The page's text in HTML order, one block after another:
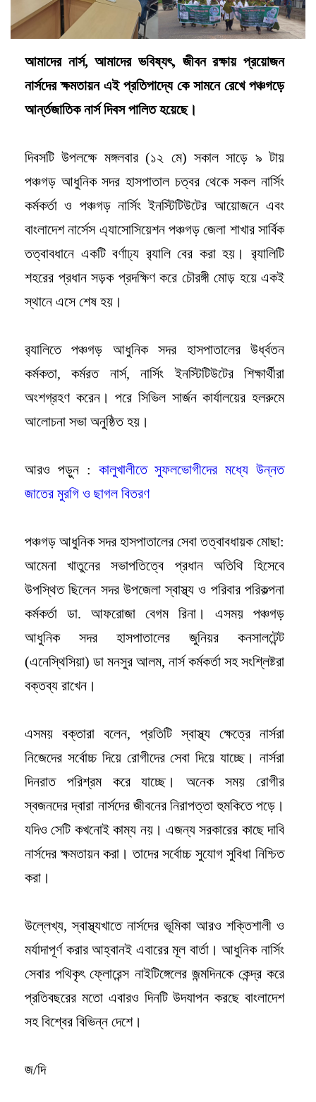
আমাদের নার্স, আমাদের ভবিষ্যৎ, জীবন রক্ষায় প্রয়োজন
নার্সদের ক্ষমতায়ন এই প্রতিপাদ্যে কে সামনে রেখে পঞ্চগড়ে
আর্ন্তজাতিক নার্স দিবস পালিত হয়েছে।
দিবসটি উপলক্ষে মঙ্গলবার (১২ মে) সকাল সাড়ে ৯ টায়
পঞ্চগড় আধুনিক সদর হাসপাতাল চত্বর থেকে সকল নার্সিং
কর্মকর্তা ও পঞ্চগড় নার্সিং ইনস্টিটিউটের আয়োজনে এবং
বাংলাদেশ নার্সেস এ্যাসোসিয়েশন পঞ্চগড় জেলা শাখার সার্বিক
তত্বাবধানে একটি বর্ণাঢ্য র‍্যালি বের করা হয়। র‍্যালিটি
শহরের প্রধান সড়ক প্রদক্ষিণ করে চৌরঙ্গী মোড় হয়ে একই
স্থানে এসে শেষ হয়।
র‍্যালিতে পঞ্চগড় আধুনিক সদর হাসপাতালের উর্ধ্বতন
কর্মকতা, কর্মরত নার্স, নার্সিং ইনস্টিটিউটের শিক্ষার্থীরা
অংশগ্রহণ করেন।পরে সিভিল সার্জন কার্যালয়ের হলরুমে
আলোচনা সভা অনুষ্ঠিত হয়।
আরও পড়ুন : কালুখালীতে সুফলভোগীদের মধ্যে উন্নত
জাতের মুরগি ও ছাগল বিতরণ
পঞ্চগড় আধুনিক সদর হাসপাতালের সেবা তত্বাবধায়ক মোছা:
আমেনা খাতুনের সভাপতিত্বে প্রধান অতিথি হিসেবে
উপস্থিত ছিলেন সদর উপজেলা স্বাস্থ্য ও পরিবার পরিকল্পনা
কর্মকর্তা ডা. আফরোজা বেগম রিনা। এসময় পঞ্চগড়
আধুনিক সদর হাসপাতালের জুনিয়র কনসালটেন্ট
(এনেস্থিসিয়া) ডা মনসুর আলম, নার্স কর্মকর্তা সহ সংশ্লিষ্টরা
বক্তব্য রাখেন।
এসময় বক্তারা বলেন, প্রতিটি স্বাস্থ্য ক্ষেত্রে নার্সরা
নিজেদের সর্বোচ্চ দিয়ে রোগীদের সেবা দিয়ে যাচ্ছে। নার্সরা
দিনরাত পরিশ্রম করে যাচ্ছে। অনেক সময় রোগীর
স্বজনদের দ্বারা নার্সদের জীবনের নিরাপত্তা হুমকিতে পড়ে।
যদিও সেটি কখনোই কাম্য নয়। এজন্য সরকারের কাছে দাবি
নার্সদের ক্ষমতায়ন করা। তাদের সর্বোচ্চ সুযোগ সুবিধা নিশ্চিত
করা।
উল্লেখ্য, স্বাস্থ্যখাতে নার্সদের ভূমিকা আরও শক্তিশালী ও
মর্যাদাপূর্ণ করার আহ্বানই এবারের মূল বার্তা। আধুনিক নার্সিং
সেবার পথিকৃৎ ফ্লোরেন্স নাইটিঙ্গেলের জন্মদিনকে কেন্দ্র করে
প্রতিবছরের মতো এবারও দিনটি উদযাপন করছে বাংলাদেশ
সহ বিশ্বের বিভিন্ন দেশে।
জ/দি